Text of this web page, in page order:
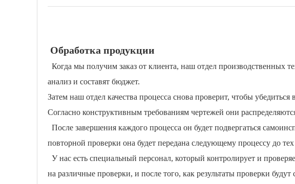
Обработка продукции
Когда мы получим заказ от клиента, наш отдел производственных
анализ и составят бюджет.
Затем наш отдел качества процесса снова проверит, чтобы
Согласно конструктивным требованиям чертежей они
После завершения каждого процесса он будет подвергаться
повторной проверки она будет передана следующему процессу до
У нас есть специальный персонал, который контролирует и
на различные проверки, и после того, как результаты проверки